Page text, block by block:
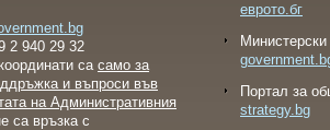
2 940 29 32
са само за
и въпроси във
на Административния
са връзка с
еврото.бг
Портал за
strategy.bg